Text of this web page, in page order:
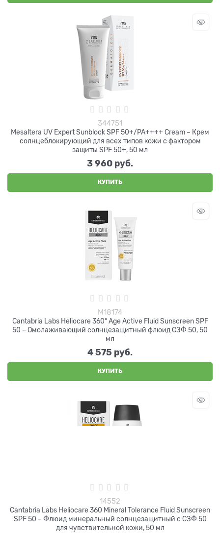
344751
Mesaltera UV Expert Sunblock SPF 50+/PA++++ Cream – Крем
солнцеблокирующий для всех типов кожи с фактором
защиты SPF 50+, 50 мл
3 960 руб.
КУПИТЬ
М18174
Cantabria Labs Heliocare 360° Age Active Fluid Sunscreen SPF
50 – Омолаживающий солнцезащитный флюид СЗФ 50, 50
мл
4 575 руб.
КУПИТЬ
14552
Cantabria Labs Heliocare 360 Mineral Tolerance Fluid Sunscreen
SPF 50 – Флюид минеральный солнцезащитный с СЗФ 50
для чувствительной кожи, 50 мл